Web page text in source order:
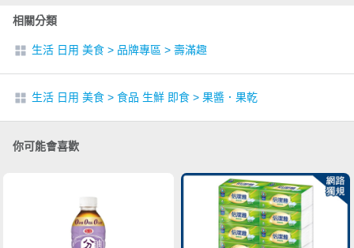
相關分類
生活 日用 美食 > 品牌專區 > 壽滿趣
生活 日用 美食 > 食品 生鮮 即食 > 果醬．果乾
你可能會喜歡